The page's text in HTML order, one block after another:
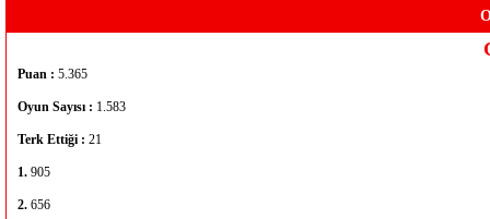
Puan : 5.365
Oyun Sayısı : 1.583
Terk Ettiği : 21
1. 905
2. 656